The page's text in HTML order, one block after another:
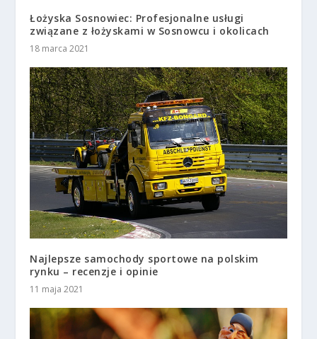
Łożyska Sosnowiec: Profesjonalne usługi
związane z łożyskami w Sosnowcu i okolicach
18 marca 2021
Najlepsze samochody sportowe na polskim
rynku – recenzje i opinie
11 maja 2021